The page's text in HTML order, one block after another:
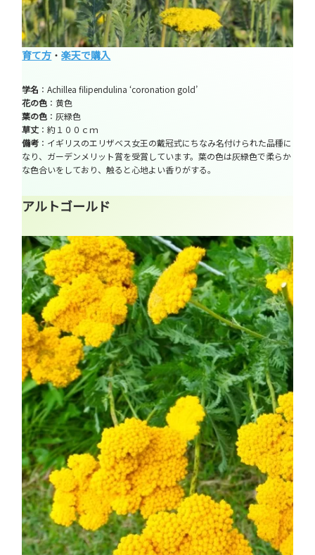
育て方 ・楽天で購入
学名 ：Achillea filipendulina ‘coronation gold’
花の色 ：黄色
葉の色 ：灰緑色
草丈 ：約１００ｃｍ
備考 ：イギリスのエリザベス女王の戴冠式にちなみ名付けられた品種に
なり、ガーデンメリット賞を受賞しています。葉の色は灰緑色で柔らか
な色合いをしており、触ると心地よい香りがする。
アルトゴールド